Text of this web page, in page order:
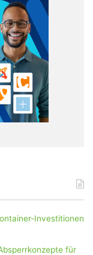
Investitionen
für